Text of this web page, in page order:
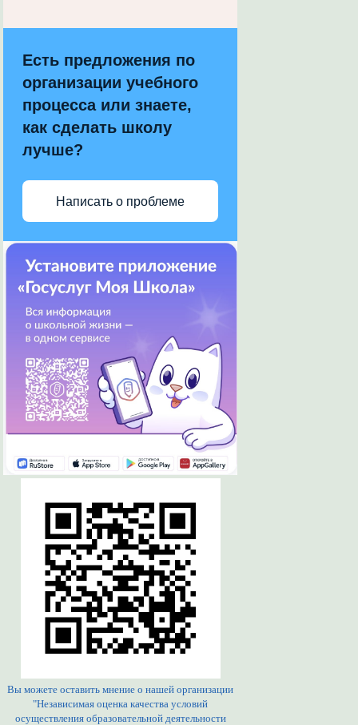
Есть предложения по
организации учебного
процесса или знаете,
как сделать школу
лучше?
Написать о проблеме
Вы можете оставить мнение о нашей организации
"Независимая оценка качества условий
осуществления образовательной деятельности